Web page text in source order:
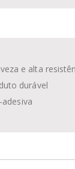
e alta
durável